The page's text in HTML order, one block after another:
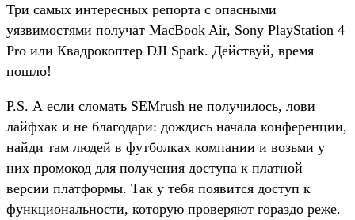
Три самых интересных репорта с опасными
уязвимостями получат MacBook Air, Sony PlayStation 4
Pro или Квадрокоптер DJI Spark. Действуй, время
пошло!
P.S. А если сломать SEMrush не получилось, лови
лайфхак и не благодари: дождись начала конференции,
найди там людей в футболках компании и возьми у
них промокод для получения доступа к платной
версии платформы. Так у тебя появится доступ к
функциональности, которую проверяют гораздо реже.